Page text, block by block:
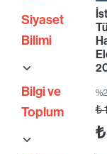
Siyaset
Bilimi
Bilgi ve
Toplum
₺
₺